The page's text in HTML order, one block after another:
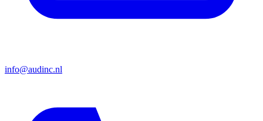
info@audinc.nl